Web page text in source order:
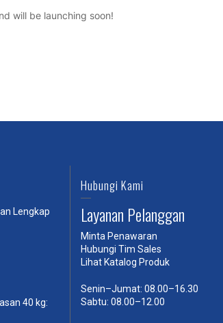
will be launching soon!
Lengkap
40 kg:
Hubungi Kami
Layanan Pelanggan
Minta Penawaran
Hubungi Tim Sales
Lihat Katalog Produk
Senin–Jumat: 08.00–16.30
Sabtu: 08.00–12.00